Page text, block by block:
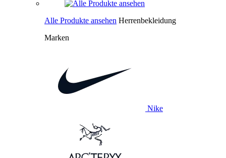
Alle Produkte ansehen Herrenbekleidung
Marken
Nike